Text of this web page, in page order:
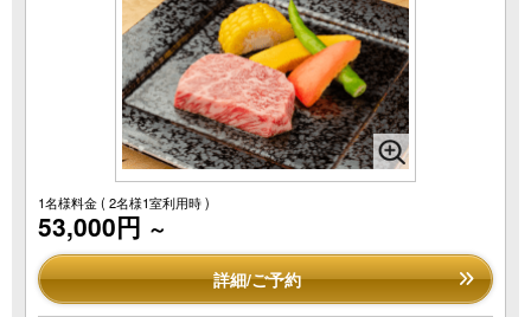
1名様料金( 2名様1室利用時 )
53,000円 ～
詳細/ご予約